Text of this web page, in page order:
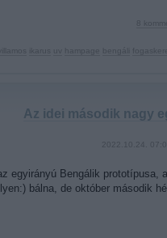
Az idei második nagy
2022.10.24.
egyirányú Bengálik
bálna, de október második